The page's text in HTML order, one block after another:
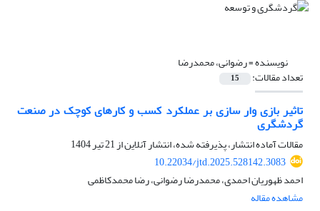
نویسنده =رضوانی، محمدرضا
تعداد مقالات: 15
تاثیر بازی وار سازی بر عملکرد کسب و کارهای کوچک در صنعت
گردشگری
مقالات آماده انتشار، پذیرفته شده، انتشار آنلاین از21 تیر 1404
10.22034/jtd.2025.528142.3083
احمد ظهوریان احمدی، محمدرضا رضوانی، رضا محمدکاظمی
مشاهده مقاله